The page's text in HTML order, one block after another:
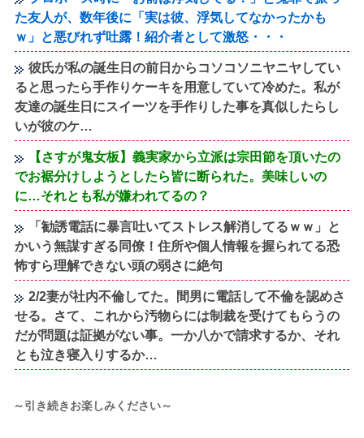
た友人が、数年後に「実は彼、浮気してなかったかも
ｗ」と悪びれず吐露！紹介者として激怒・・・
彼氏が私の誕生日の前日からコソコソニヤニヤしてい
ると思ったら手作りケーキを用意していて冷めた。私が
友達の誕生日にスイーツを手作りした事を真似したらし
いが彼のケ…
【さすが鬼女板】義実家から立派は宗田節を頂いたの
でお裾分けしようとしたら皆に断られた。美味しいの
に…それとも私が嫌われてるの？
「勧誘電話に暴言吐いてストレス解消してるｗｗ」と
かいう無謀すぎる同僚！住所や個人情報を握られてる恐
怖すら理解できない頭の弱さに絶句
2/2妻が社内不倫してた。間男に電話して不倫を認めさ
せる。さて、これから汚物らには制裁を受けてもらうの
だが問題は証拠がない事。一か八かで請求するか、それ
とも泣き寝入りするか…
～引き続きお楽しみください～